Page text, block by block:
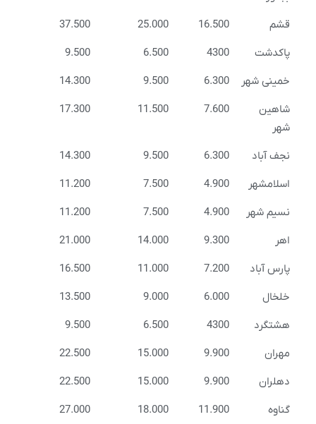
قشم
16.500
25.000
37.500
پاکدشت
4300
6.500
9.500
خمینی شهر
6.300
9.500
14.300
شاهین
شهر
7.600
11.500
17.300
نجف آباد 6.300
9.500
14.300
اسلامشهر
4.900
7.500
11.200
نسیم شهر
4.900
7.500
11.200
اهر
9.300
14.000
21.000
پارس آباد
7.200
11.000
16.500
خلخال
6.000
9.000
13.500
هشتگرد
4300
6.500
9.500
مهران
9.900
15.000
22.500
دهلران
9.900
15.000
22.500
گناوه
11.900
18.000
27.000